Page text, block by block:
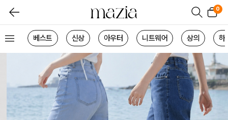
0
베스트 신상 아우터 니트웨어 상의 하